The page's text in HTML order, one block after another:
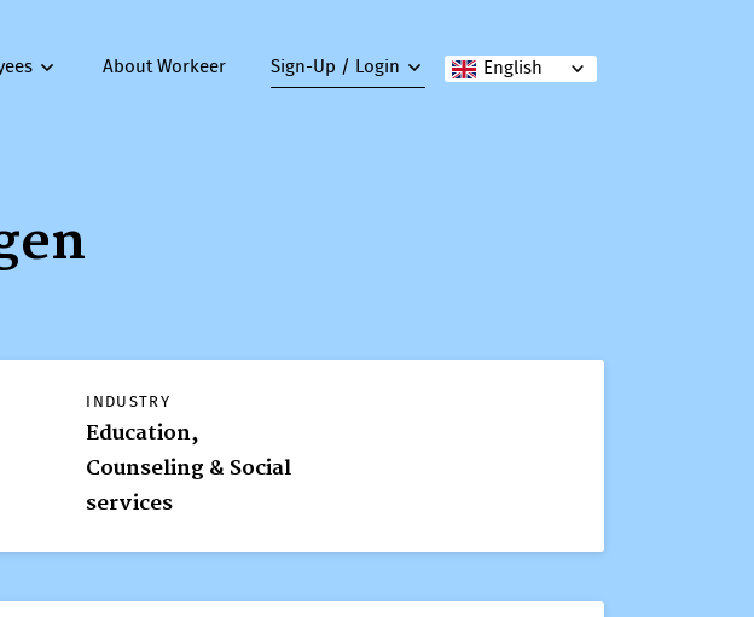
English
About Workeer Sign-Up / Login
INDUSTRY
Education,
Counseling & Social
services